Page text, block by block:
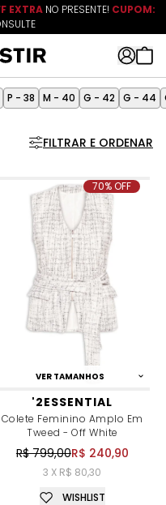
80% OFF + 10% OFF EXTRA!
EXTRA NO PRESENTE! CUPOM:
P - 38 M - 40 G - 42 G - 44
FILTRAR E ORDENAR
VER TAMANHOS
'2ESSENTIAL
Colete Feminino Amplo Em
Tweed - Off White
R$ 799,00R$ 240,90
3 X R$ 80,30
70% OFF
WISHLIST